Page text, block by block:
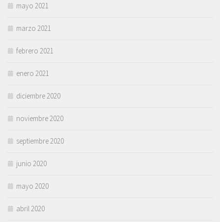
mayo 2021
marzo 2021
febrero 2021
enero 2021
diciembre 2020
noviembre 2020
septiembre 2020
junio 2020
mayo 2020
abril 2020